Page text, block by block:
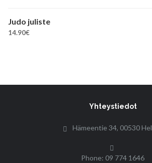
Judo juliste
14.90€
Yhteystiedot
Hämeentie 34, 00530
Phone: 09 774 1646